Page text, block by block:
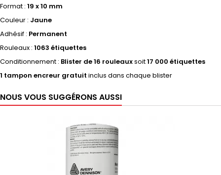
Format : 19 x 10 mm
Couleur : Jaune
Adhésif : Permanent
Rouleaux : 1063 étiquettes
Conditionnement : Blister de 16 rouleauxsoit17 000 étiquettes
1 tampon encreur gratuit inclus dans chaque blister
NOUS VOUS SUGGÉRONS AUSSI